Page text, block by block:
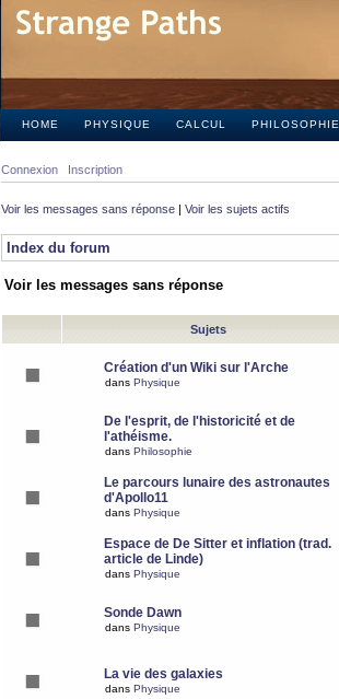
HOME PHYSIQUE CALCUL PHILOSOPHIE
Connexion Inscription
Voir les messages sans réponse | Voir les sujets actifs
Index du forum
Voir les messages sans réponse
Sujets
Création d'un Wiki sur l'Arche
dans Physique
De l'esprit, de l'historicité et de
l'athéisme.
dans Philosophie
Le parcours lunaire des astronautes
d'Apollo11
dans Physique
Espace de De Sitter et inflation (trad.
article de Linde)
dans Physique
Sonde Dawn
dans Physique
La vie des galaxies
dans Physique